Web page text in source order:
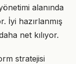
alanında
İyi hazırlanmış
net kılıyor.
stratejisi